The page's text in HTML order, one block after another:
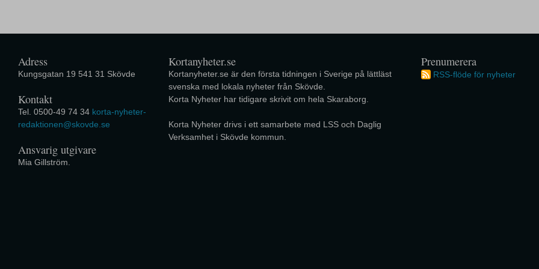
Adress
Kungsgatan 19 541 31 Skövde
Kontakt
Tel. 0500-49 74 34 korta-nyheter-
redaktionen@skovde.se
Ansvarig utgivare
Mia Gillström.
Kortanyheter.se
Kortanyheter.se är den första tidningen i Sverige på lättläst
svenska med lokala nyheter från Skövde.
Korta Nyheter har tidigare skrivit om hela Skaraborg.
Korta Nyheter drivs i ett samarbete med LSS och Daglig
Verksamhet i Skövde kommun.
Prenumerera
RSS-flöde för nyheter